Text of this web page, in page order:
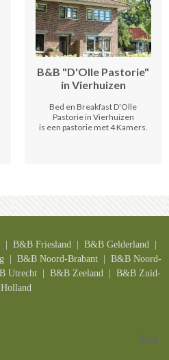
B&B "D'Olle Pastorie"
in Vierhuizen
Bed en Breakfast D'Olle
Pastorie in Vierhuizen
is een pastorie met 4 Kamers.
| B&B Friesland| B&B Gelderland|
| B&B Noord-Brabant| B&B Noord-
Utrecht | B&B Zeeland | B&B Zuid-
Holland
Bed